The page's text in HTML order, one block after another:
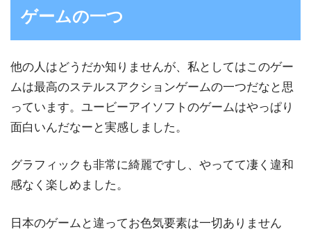
ゲームの一つ
他の人はどうだか知りませんが、私としてはこのゲー
ムは最高のステルスアクションゲームの一つだなと思
っています。ユービーアイソフトのゲームはやっぱり
面白いんだなーと実感しました。
グラフィックも非常に綺麗ですし、やってて凄く違和
感なく楽しめました。
日本のゲームと違ってお色気要素は一切ありません